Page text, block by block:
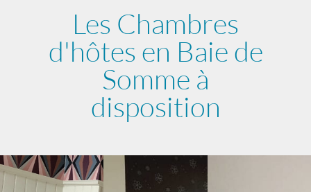
Les Chambres
d'hôtes en Baie de
Somme à
disposition